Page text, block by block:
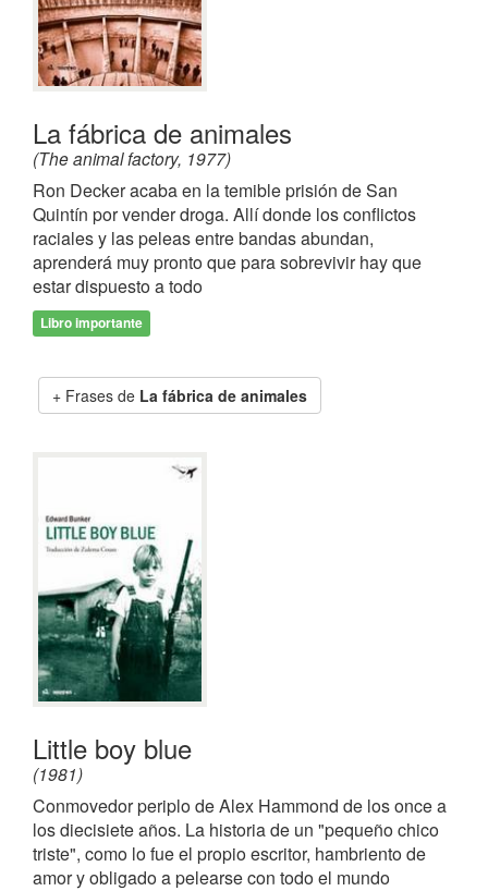
La fábrica de animales
(The animal factory, 1977)
Ron Decker acaba en la temible prisión de San
Quintín por vender droga. Allí donde los conflictos
raciales y las peleas entre bandas abundan,
aprenderá muy pronto que para sobrevivir hay que
estar dispuesto a todo
Libro importante
Frases de La fábrica de animales
Little boy blue
(1981)
Conmovedor periplo de Alex Hammond de los once a
los diecisiete años. La historia de un "pequeño chico
triste", como lo fue el propio escritor, hambriento de
amor y obligado a pelearse con todo el mundo